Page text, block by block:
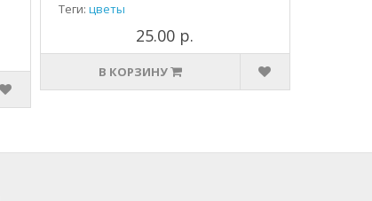
Теги: цветы
25.00 р.
В КОРЗИНУ